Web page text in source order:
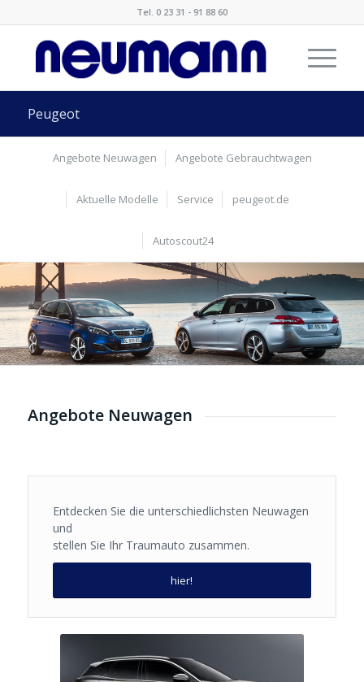
Tel. 0 23 31 - 91 88 60
Peugeot
Angebote Neuwagen Angebote Gebrauchtwagen
Aktuelle Modelle Service peugeot.de
Autoscout24
Angebote Neuwagen
Entdecken Sie die unterschiedlichsten Neuwagen
und
stellen Sie Ihr Traumauto zusammen.
hier!